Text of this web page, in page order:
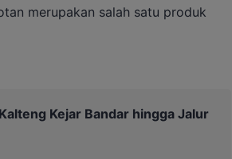
merupakan salah satu produk
Kejar Bandar hingga Jalur